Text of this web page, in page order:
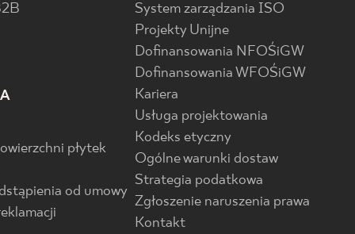
płytek
od umowy
System zarządzania ISO
Projekty Unijne
Dofinansowania NFOŚiGW
Dofinansowania WFOŚiGW
Kariera
Usługa projektowania
Kodeks etyczny
Ogólne warunki dostaw
Strategia podatkowa
Zgłoszenie naruszenia prawa
Kontakt